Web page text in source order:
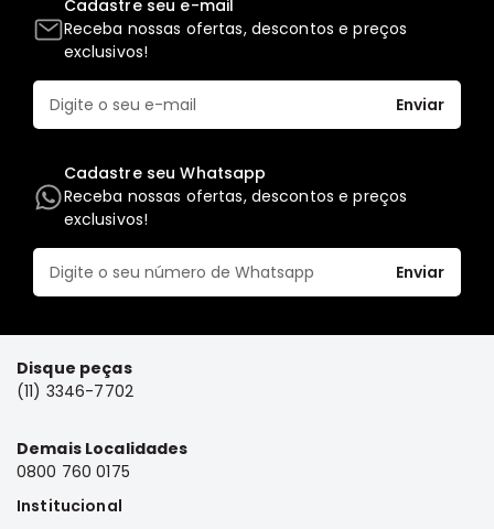
Full
L200
GL,
GLS
Pajero
Lancer
Airtrek
Grandis
Cadastre seu e-mail
Receba nossas ofertas, descontos e preços
exclusivos!
Enviar
Cadastre seu Whatsapp
Receba nossas ofertas, descontos e preços
exclusivos!
Enviar
Disque peças
(11) 3346-7702
Demais Localidades
0800 760 0175
Institucional